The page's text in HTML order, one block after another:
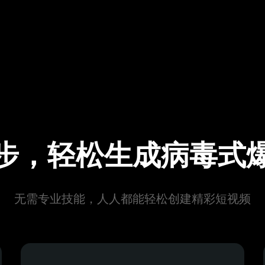
，轻松生成病毒式
无需专业技能，人人都能轻松创建精彩短视频